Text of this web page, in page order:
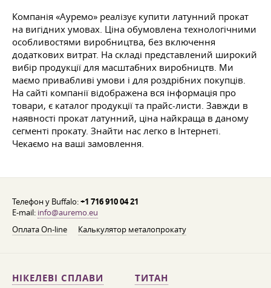
Компанія «Ауремо» реалізує купити латунний прокат
на вигідних умовах. Ціна обумовлена технологічними
особливостями виробництва, без включення
додаткових витрат. На складі представлений широкий
вибір продукції для масштабних виробництв. Ми
маємо привабливі умови і для роздрібних покупців.
На сайті компанії відображена вся інформація про
товари, є каталог продукції та прайс-листи. Завжди в
наявності прокат латунний, ціна найкраща в даному
сегменті прокату. Знайти нас легко в Інтернеті.
Чекаємо на ваші замовлення.
Телефон у Buffalo:+1 716 910 04 21
E-mail: info@auremo.eu
Оплата On-line
Калькулятор металопрокату
НІКЕЛЕВІ СПЛАВИ ТИТАН